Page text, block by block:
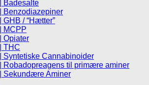
Badesalte
Benzodiazepiner
GHB / “Hætter”
MCPP
Opiater
THC
Syntetiske Cannabinoider
Robadopreagens til primære aminer
Sekundære Aminer